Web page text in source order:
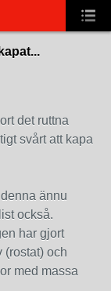
det ruttna
svårt att kapa
ännu
också.
har gjort
(rostat) och
med massa